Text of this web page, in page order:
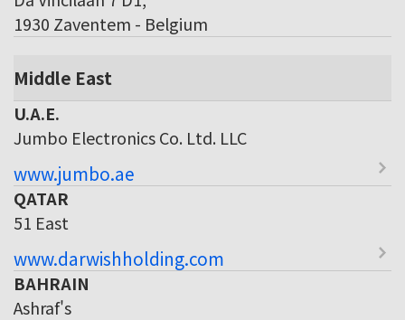
1930 Zaventem - Belgium
Middle East
U.A.E.
Jumbo Electronics Co. Ltd. LLC
www.jumbo.ae
QATAR
51 East
www.darwishholding.com
BAHRAIN
Ashraf's